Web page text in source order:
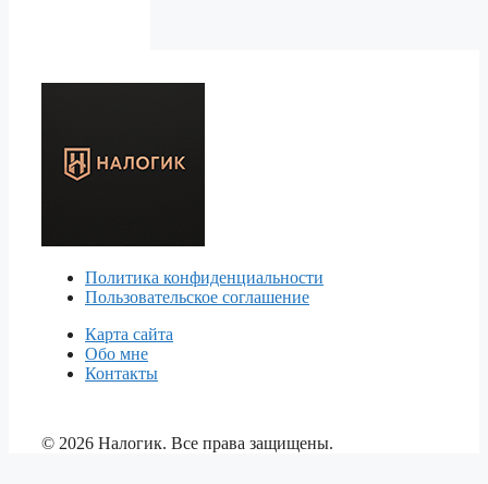
Политика конфиденциальности
Пользовательское соглашение
Карта сайта
Обо мне
Контакты
© 2026 Налогик. Все права защищены.